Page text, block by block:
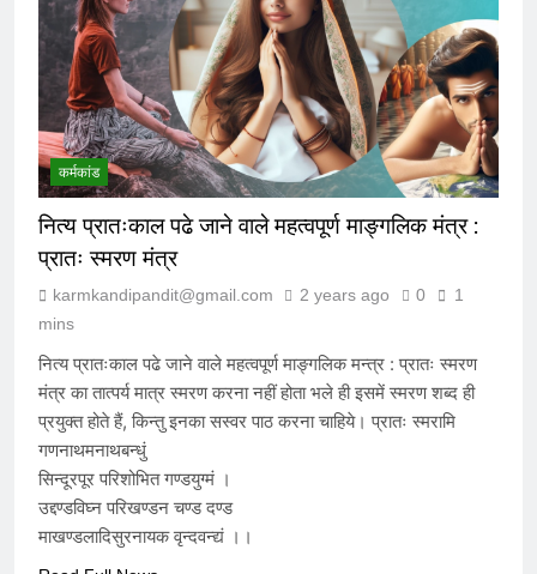
6 Months Ago
विकास की वेदी पर अस्तित्व की आहुति: क्या
२०४७ का भारत केवल एक जलता हुआ खंडहर
होगा?
7 Months Ago
मेधा-प्रतिभा ईश्वरीय वरदान है या अभिशाप ?
7 Months Ago
आक्रांताओं से अत्याचारी सरकार – सनातन
पर घनघोर प्रहार
7 Months Ago
हम संविधान के लिये नहीं बने हैं, संविधान हमारे
लिये है – संविधान हमारा निर्माता नहीं, निर्मित
संविदा है
कर्मकांड
नित्य प्रातःकाल पढे जाने वाले महत्वपूर्ण माङ्गलिक मंत्र :
प्रातः स्मरण मंत्र
karmkandipandit@gmail.com 2 years ago 0
1
mins
नित्य प्रातःकाल पढे जाने वाले महत्वपूर्ण माङ्गलिक मन्त्र : प्रातः स्मरण
मंत्र का तात्पर्य मात्र स्मरण करना नहीं होता भले ही इसमें स्मरण शब्द ही
प्रयुक्त होते हैं, किन्तु इनका सस्वर पाठ करना चाहिये। प्रातः स्मरामि
गणनाथमनाथबन्धुं
सिन्दूरपूर परिशोभित गण्डयुग्मं ।
उद्दण्डविघ्न परिखण्डन चण्ड दण्ड
माखण्डलादिसुरनायक वृन्दवन्द्यं ।।